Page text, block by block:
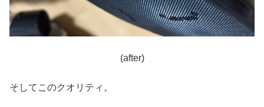
(after)
そしてこのクオリティ。